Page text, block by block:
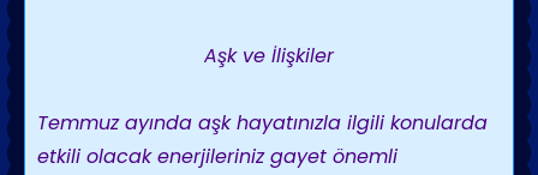
Aşk ve İlişkiler
Temmuz ayında aşk hayatınızla ilgili konularda
etkili olacak enerjileriniz gayet önemli